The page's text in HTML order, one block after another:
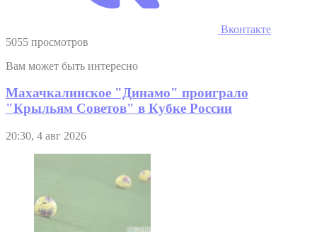
Вконтакте
5055 просмотров
Вам может быть интересно
Махачкалинское "Динамо" проиграло
"Крыльям Советов" в Кубке России
20:30, 4 авг 2026